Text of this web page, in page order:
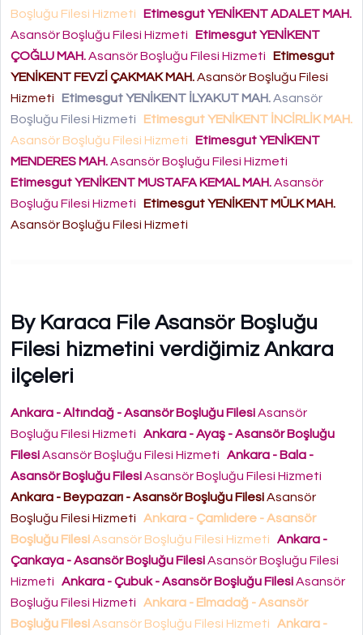
Boşluğu Filesi Hizmeti
Etimesgut YENİKENT ADALET MAH.
Asansör Boşluğu Filesi Hizmeti
Etimesgut YENİKENT
ÇOĞLU MAH.Asansör Boşluğu Filesi Hizmeti
Etimesgut
YENİKENT FEVZİ ÇAKMAK MAH.Asansör Boşluğu Filesi
Hizmeti
Etimesgut YENİKENT İLYAKUT MAH.Asansör
Boşluğu Filesi Hizmeti
Etimesgut YENİKENT İNCİRLİK MAH.
Asansör Boşluğu Filesi Hizmeti
Etimesgut YENİKENT
MENDERES MAH.Asansör Boşluğu Filesi Hizmeti
Etimesgut YENİKENT MUSTAFA KEMAL MAH.Asansör
Boşluğu Filesi Hizmeti
Etimesgut YENİKENT MÜLK MAH.
Asansör Boşluğu Filesi Hizmeti
By Karaca File Asansör Boşluğu
Filesi hizmetini verdiğimiz Ankara
ilçeleri
Ankara - Altındağ - Asansör Boşluğu FilesiAsansör
Boşluğu Filesi Hizmeti
Ankara - Ayaş - Asansör Boşluğu
FilesiAsansör Boşluğu Filesi Hizmeti
Ankara - Bala -
Asansör Boşluğu FilesiAsansör Boşluğu Filesi Hizmeti
Ankara - Beypazarı - Asansör Boşluğu FilesiAsansör
Boşluğu Filesi Hizmeti
Ankara - Çamlıdere - Asansör
Boşluğu FilesiAsansör Boşluğu Filesi Hizmeti
Ankara -
Çankaya - Asansör Boşluğu FilesiAsansör Boşluğu Filesi
Hizmeti
Ankara - Çubuk - Asansör Boşluğu FilesiAsansör
Boşluğu Filesi Hizmeti
Ankara - Elmadağ - Asansör
Boşluğu FilesiAsansör Boşluğu Filesi Hizmeti
Ankara -